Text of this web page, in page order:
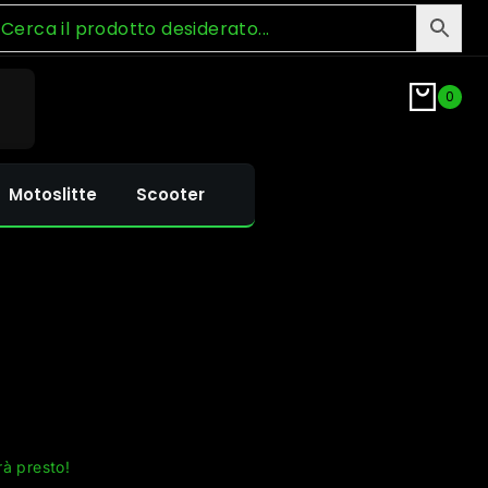
0
Motoslitte Scooter
presto!